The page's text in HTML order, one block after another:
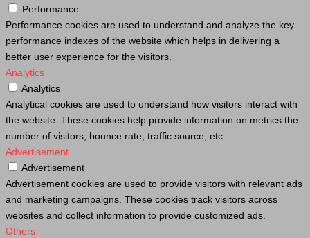
Performance
Performance cookies are used to understand and analyze the key
performance indexes of the website which helps in delivering a
better user experience for the visitors.
Analytics
Analytics
Analytical cookies are used to understand how visitors interact with
the website. These cookies help provide information on metrics the
number of visitors, bounce rate, traffic source, etc.
Advertisement
Advertisement
Advertisement cookies are used to provide visitors with relevant ads
and marketing campaigns. These cookies track visitors across
websites and collect information to provide customized ads.
Others